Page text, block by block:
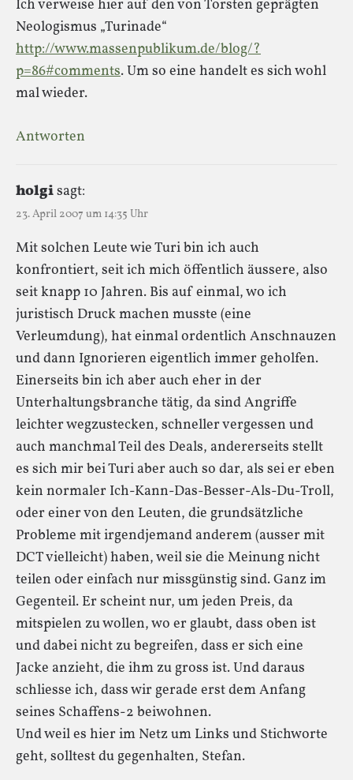
Ich verweise hier auf den von Torsten geprägten
Neologismus „Turinade“
http://www.massenpublikum.de/blog/?
p=86#comments. Um so eine handelt es sich wohl
mal wieder.
Antworten
holgisagt:
23. April 2007 um 14:35 Uhr
Mit solchen Leute wie Turi bin ich auch
konfrontiert, seit ich mich öffentlich äussere, also
seit knapp 10 Jahren. Bis auf einmal, wo ich
juristisch Druck machen musste (eine
Verleumdung), hat einmal ordentlich Anschnauzen
und dann Ignorieren eigentlich immer geholfen.
Einerseits bin ich aber auch eher in der
Unterhaltungsbranche tätig, da sind Angriffe
leichter wegzustecken, schneller vergessen und
auch manchmal Teil des Deals, andererseits stellt
es sich mir bei Turi aber auch so dar, als sei er eben
kein normaler Ich-Kann-Das-Besser-Als-Du-Troll,
oder einer von den Leuten, die grundsätzliche
Probleme mit irgendjemand anderem (ausser mit
DCT vielleicht) haben, weil sie die Meinung nicht
teilen oder einfach nur missgünstig sind. Ganz im
Gegenteil. Er scheint nur, um jeden Preis, da
mitspielen zu wollen, wo er glaubt, dass oben ist
und dabei nicht zu begreifen, dass er sich eine
Jacke anzieht, die ihm zu gross ist. Und daraus
schliesse ich, dass wir gerade erst dem Anfang
seines Schaffens-2 beiwohnen.
Und weil es hier im Netz um Links und Stichworte
geht, solltest du gegenhalten, Stefan.